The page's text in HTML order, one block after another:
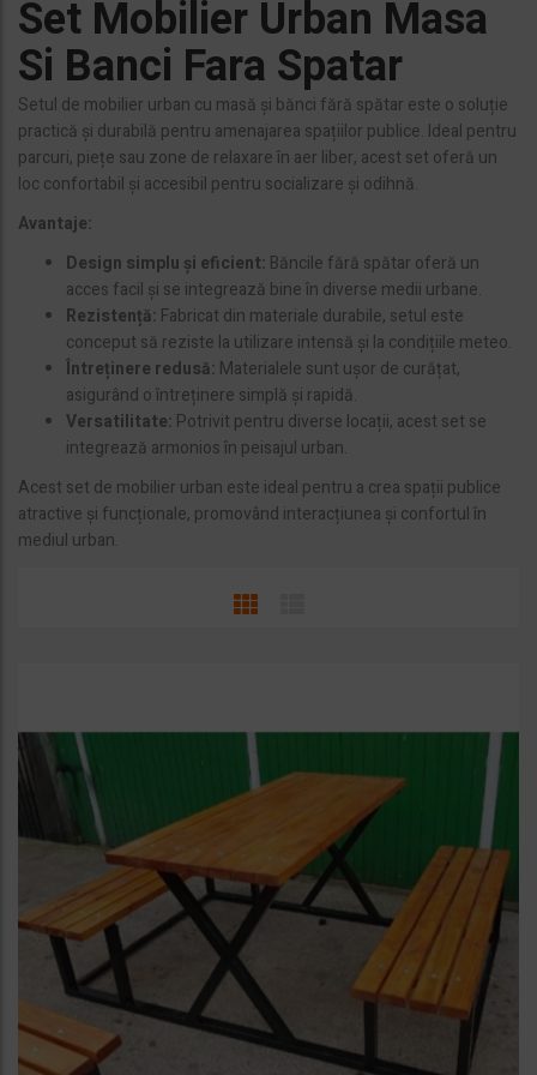
a
z
c
a
t
e
o
Set Mobilier Urban Masa
Si Banci Fara Spatar
Setul de mobilier urban cu masă și bănci fără spătar este o soluție
practică și durabilă pentru amenajarea spațiilor publice. Ideal pentru
parcuri, piețe sau zone de relaxare în aer liber, acest set oferă un
loc confortabil și accesibil pentru socializare și odihnă.
Avantaje:
Design simplu și eficient: Băncile fără spătar oferă un
acces facil și se integrează bine în diverse medii urbane.
Rezistență: Fabricat din materiale durabile, setul este
conceput să reziste la utilizare intensă și la condițiile meteo.
Întreținere redusă: Materialele sunt ușor de curățat,
asigurând o întreținere simplă și rapidă.
Versatilitate: Potrivit pentru diverse locații, acest set se
integrează armonios în peisajul urban.
Acest set de mobilier urban este ideal pentru a crea spații publice
atractive și funcționale, promovând interacțiunea și confortul în
mediul urban.